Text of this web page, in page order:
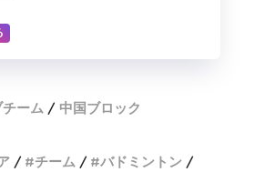
ーム
中国ブロック
チーム
バドミントン